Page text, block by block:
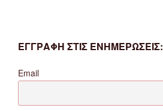
ΕΓΓΡΑΦΗ ΣΤΙΣ ΕΝΗΜΕΡΩΣΕΙΣ:
Email